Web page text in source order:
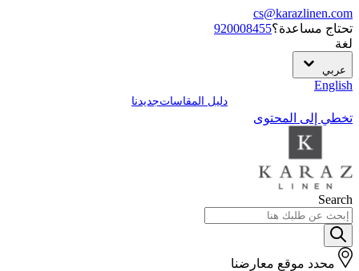
cs@karazlinen.com
تحتاج مساعدة؟920008455
لغة
عربي
English
دليل المقاساتجديدنا
تخطي إلى المحتوى
Search
محدد موقع معارضنا